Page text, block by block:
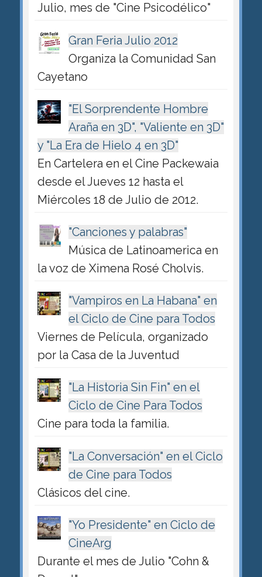
Julio, mes de "Cine Psicodélico"
Gran Feria Julio 2012
Organiza la Comunidad San
Cayetano
"El Sorprendente Hombre
Araña en 3D", "Valiente en 3D"
y "La Era de Hielo 4 en 3D"
En Cartelera en el Cine Packewaia
desde el Jueves 12 hasta el
Miércoles 18 de Julio de 2012.
"Canciones y palabras"
Música de Latinoamerica en
la voz de Ximena Rosé Cholvis.
"Vampiros en La Habana" en
el Ciclo de Cine para Todos
Viernes de Película, organizado
por la Casa de la Juventud
"La Historia Sin Fin" en el
Ciclo de Cine Para Todos
Cine para toda la familia.
"La Conversación" en el Ciclo
de Cine para Todos
Clásicos del cine.
"Yo Presidente" en Ciclo de
CineArg
Durante el mes de Julio "Cohn &